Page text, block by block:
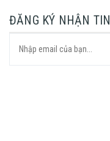
ĐĂNG KÝ NHẬN TIN